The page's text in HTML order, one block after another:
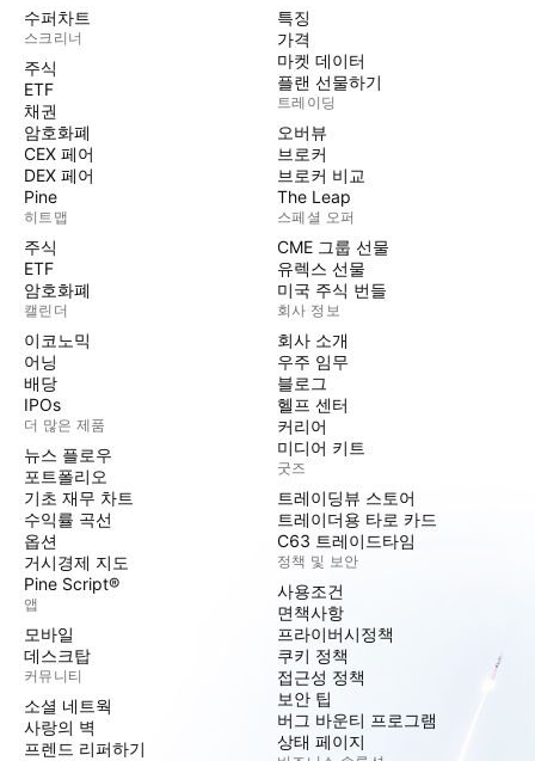
수퍼차트
스크리너
주식
ETF
채권
암호화폐
CEX 페어
DEX 페어
Pine
히트맵
주식
ETF
암호화폐
캘린더
이코노믹
어닝
배당
IPOs
더 많은 제품
뉴스 플로우
포트폴리오
기초 재무 차트
수익률 곡선
옵션
거시경제 지도
Pine Script®
앱
모바일
데스크탑
커뮤니티
소셜 네트웍
사랑의 벽
프렌드 리퍼하기
특징
가격
마켓 데이터
플랜 선물하기
트레이딩
오버뷰
브로커
브로커 비교
The Leap
스페셜 오퍼
CME 그룹 선물
유렉스 선물
미국 주식 번들
회사 정보
회사 소개
우주 임무
블로그
헬프 센터
커리어
미디어 키트
굿즈
트레이딩뷰 스토어
트레이더용 타로 카드
C63 트레이드타임
정책 및 보안
사용조건
면책사항
프라이버시정책
쿠키 정책
접근성 정책
보안 팁
버그 바운티 프로그램
상태 페이지